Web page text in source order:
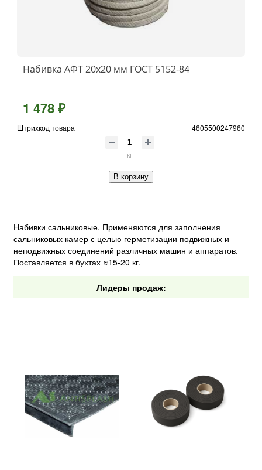
Набивка АФТ 20х20 мм ГОСТ 5152-84
1 478 ₽
Штрихкод товара 4605500247960
кг
В корзину
Набивки сальниковые. Применяются для заполнения
сальниковых камер с целью герметизации подвижных и
неподвижных соединений различных машин и аппаратов.
Поставляется в бухтах ≈15-20 кг.
Лидеры продаж: